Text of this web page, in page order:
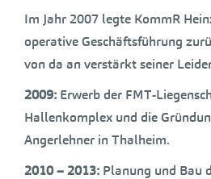
Im Jahr 2007 legte KommR
operative Geschäftsführung
von da an verstärkt seiner
2009: Erwerb der FMT-
Hallenkomplex und die
Angerlehner in Thalheim.
2010 – 2013: Planung und Bau